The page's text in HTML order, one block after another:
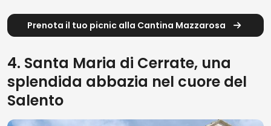
Prenota il tuo picnic alla Cantina Mazzarosa
4. Santa Maria di Cerrate, una
splendida abbazia nel cuore del
Salento